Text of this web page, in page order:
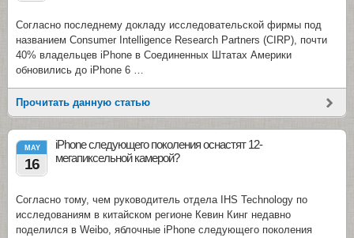
Согласно последнему докладу исследовательской фирмы под
названием Consumer Intelligence Research Partners (CIRP), почти
40% владельцев iPhone в Соединенных Штатах Америки
обновились до iPhone 6 …
Прочитать данную статью
MAY
16
iPhone следующего поколения оснастят 12-
мегапиксельной камерой?
Согласно тому, чем руководитель отдела IHS Technology по
исследованиям в китайском регионе Кевин Кинг недавно
поделился в Weibo, яблочные iPhone следующего поколения